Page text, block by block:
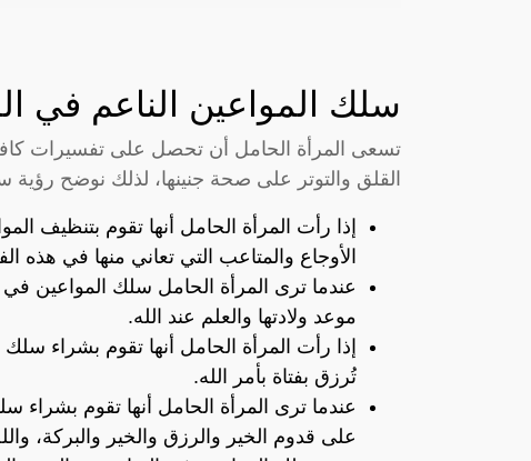
سلك المواعين الناعم في
تسعى المرأة الحامل أن تحصل على تفسيرات كافة
القلق والتوتر على صحة جنينها، لذلك نوضح رؤية
إذا رأت المرأة الحامل أنها تقوم بتنظيف
الأوجاع والمتاعب التي تعاني منها في هذه
عندما ترى المرأة الحامل سلك المواعين
موعد ولادتها والعلم عند الله.
إذا رأت المرأة الحامل أنها تقوم بشراء
تُرزق بفتاة بأمر الله.
عندما ترى المرأة الحامل أنها تقوم بشراء
على قدوم الخير والرزق والخير والبركة،